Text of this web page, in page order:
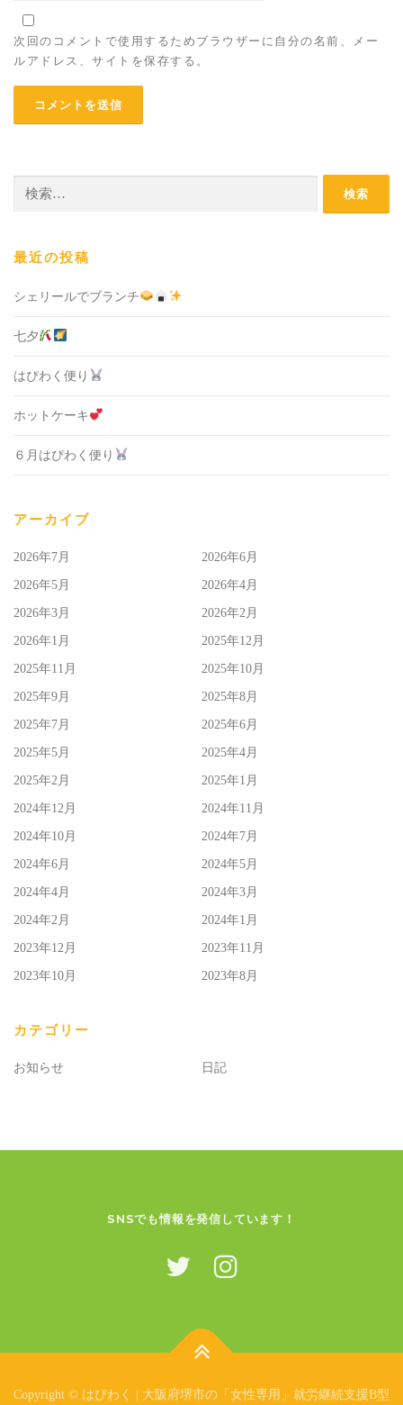
次回のコメントで使用するためブラウザーに自分の名前、メー
ルアドレス、サイトを保存する。
最近の投稿
シェリールでブランチ
七夕
はぴわく便り
ホットケーキ
６月はぴわく便り
アーカイブ
2026年7月 2026年6月
2026年5月 2026年4月
2026年3月 2026年2月
2026年1月 2025年12月
2025年11月 2025年10月
2025年9月 2025年8月
2025年7月 2025年6月
2025年5月 2025年4月
2025年2月 2025年1月
2024年12月 2024年11月
2024年10月 2024年7月
2024年6月 2024年5月
2024年4月 2024年3月
2024年2月 2024年1月
2023年12月 2023年11月
2023年10月 2023年8月
カテゴリー
お知らせ 日記
SNSでも情報を発信しています！
Copyright © はぴわく | 大阪府堺市の「女性専用」就労継続支援B型